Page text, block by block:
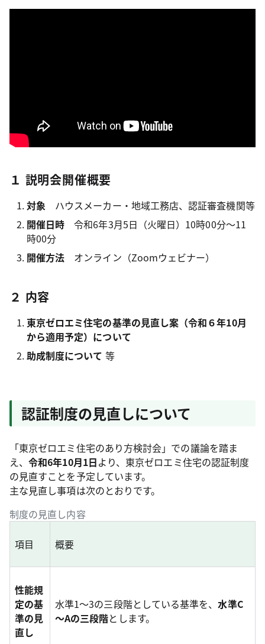
１ 説明会開催概要
対象ハウスメーカー・地域工務店、認証審査機関等
開催日時 令和6年3月5日（火曜日）10時00分～11
時00分
開催方法 オンライン（Zoomウェビナー）
２ 内容
東京ゼロエミ住宅の基準の見直し案（令和６年10月
から適用予定）について
助成制度について 等
認証制度の見直しについて
「東京ゼロエミ住宅のあり方検討会」での議論を踏ま
え、令和6年10月1日より、東京ゼロエミ住宅の認証制度
の見直すことを予定しています。
主な見直し事項は次のとおりです。
制度の見直し内容
項目 概要
性能規
定の基
準の見
直し
水準1～3の三段階としている基準を、水準C
～Aの三段階とします。